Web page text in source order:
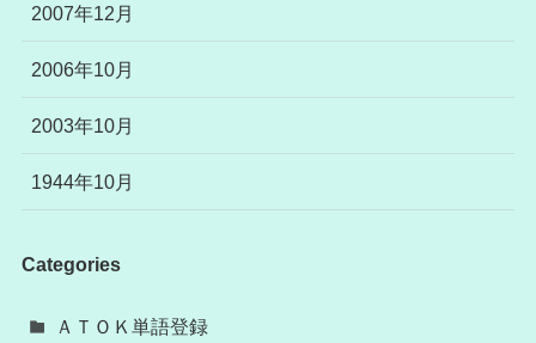
2007年12月
2006年10月
2003年10月
1944年10月
Categories
ＡＴＯＫ単語登録